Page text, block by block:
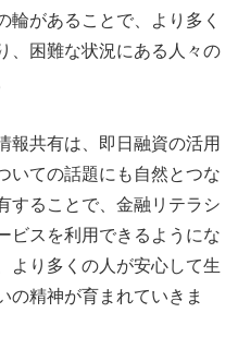
輪があることで、より多く
、困難な状況にある人々の
報共有は、即日融資の活用
いての話題にも自然とつな
することで、金融リテラシ
ビスを利用できるようにな
より多くの人が安心して生
の精神が育まれていきま